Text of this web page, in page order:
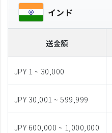
インド
送金額
JPY 1 ~ 30,000
JPY 30,001 ~ 599,999
JPY 600,000 ~ 1,000,000